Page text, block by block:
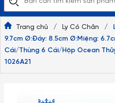
Trang chủ / Ly Có Chân /
9.7cm Ø:Đáy: 8.5cm Ø:Miệng:
Cái/Thùng 6 Cái/Hộp Ocean
1026A21